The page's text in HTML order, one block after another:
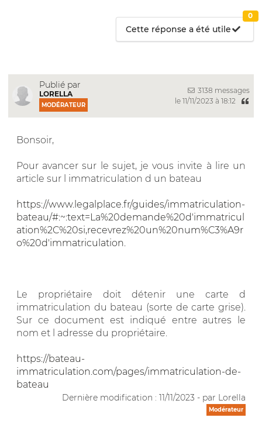
Cette réponse a été utile
0
Publié par
LORELLA
MODÉRATEUR
3138 messages
le 11/11/2023 à 18:12
Bonsoir,
Pour avancer sur le sujet, je vous invite à lire un
article sur l immatriculation d un bateau
https://www.legalplace.fr/guides/immatriculation-
bateau/#:~:text=La%20demande%20d'immatricul
ation%2C%20si,recevrez%20un%20num%C3%A9r
o%20d'immatriculation.
Le propriétaire doit détenir une carte d
immatriculation du bateau (sorte de carte grise).
Sur ce document est indiqué entre autres le
nom et l adresse du propriétaire.
https://bateau-
immatriculation.com/pages/immatriculation-de-
bateau
Dernière modification : 11/11/2023 - par Lorella
Modérateur